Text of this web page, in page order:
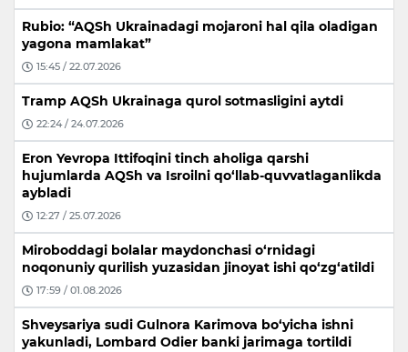
Rubio: “AQSh Ukrainadagi mojaroni hal qila oladigan
yagona mamlakat”
15:45 / 22.07.2026
Tramp AQSh Ukrainaga qurol sotmasligini aytdi
22:24 / 24.07.2026
Eron Yevropa Ittifoqini tinch aholiga qarshi
hujumlarda AQSh va Isroilni qo‘llab-quvvatlaganlikda
aybladi
12:27 / 25.07.2026
Miroboddagi bolalar maydonchasi o‘rnidagi
noqonuniy qurilish yuzasidan jinoyat ishi qo‘zg‘atildi
17:59 / 01.08.2026
Shveysariya sudi Gulnora Karimova bo‘yicha ishni
yakunladi, Lombard Odier banki jarimaga tortildi